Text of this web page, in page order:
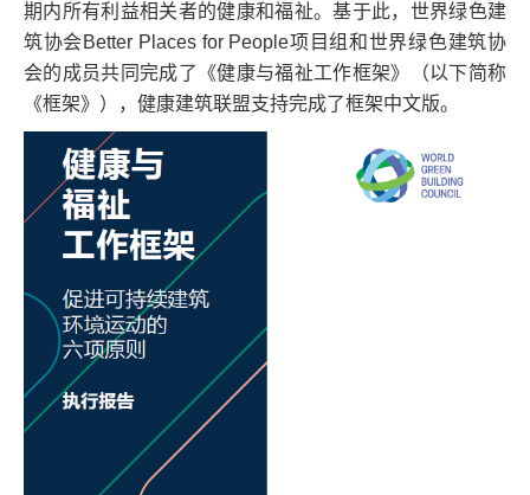
期内所有利益相关者的健康和福祉。基于此，世界绿色建
筑协会Better Places for People项目组和世界绿色建筑协
会的成员共同完成了《健康与福祉工作框架》（以下简称
《框架》），健康建筑联盟支持完成了框架中文版。